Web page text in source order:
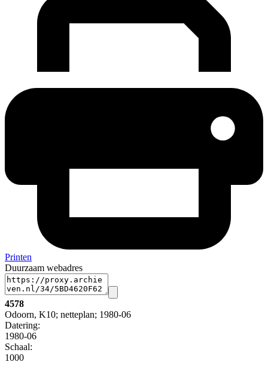
Printen
Duurzaam webadres
4578
Odoorn, K10; netteplan; 1980-06
Datering:
1980-06
Schaal:
1000